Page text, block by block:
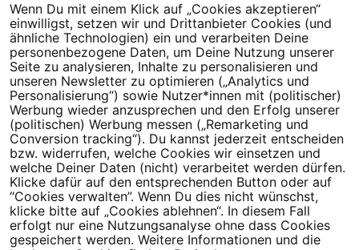
Tipps für deine Petition
Darum WeAct
Partnerprogramm
Erfolgreiche Petitionen
FAQs
Nutzungsbedingungen
Datenschutz
Impressum
Cookie-Einstellungen
Powered byCampact
Wenn Du mit einem Klick auf „Cookies akzeptieren“
einwilligst, setzen wir und Drittanbieter Cookies (und
ähnliche Technologien) ein und verarbeiten Deine
personenbezogene Daten, um Deine Nutzung unserer
Seite zu analysieren, Inhalte zu personalisieren und
unseren Newsletter zu optimieren („Analytics und
Personalisierung“) sowie Nutzer*innen mit (politischer)
Werbung wieder anzusprechen und den Erfolg unserer
(politischen) Werbung messen („Remarketing und
Conversion tracking“). Du kannst jederzeit entscheiden
bzw. widerrufen, welche Cookies wir einsetzen und
welche Deiner Daten (nicht) verarbeitet werden dürfen.
Klicke dafür auf den entsprechenden Button oder auf
“Cookies verwalten”. Wenn Du dies nicht wünschst,
klicke bitte auf „Cookies ablehnen“. In diesem Fall
erfolgt nur eine Nutzungsanalyse ohne dass Cookies
gespeichert werden. Weitere Informationen und die